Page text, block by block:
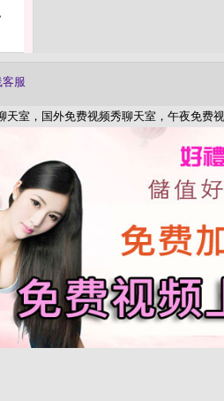
服
天室，国外免费视频秀聊天室，午夜免